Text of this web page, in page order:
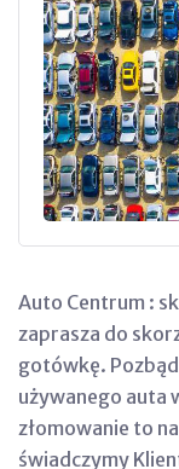
Auto Centrum :
zaprasza do
gotówkę.
używanego auta
złomowanie to
świadczymy